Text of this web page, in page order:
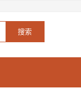
搜索